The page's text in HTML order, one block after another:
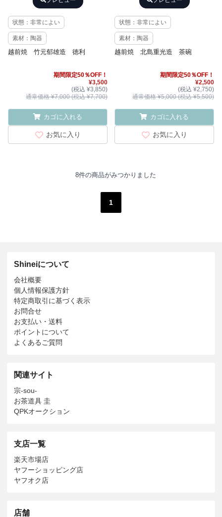
状態：非常によい
素材：陶器
越前焼 竹元郁雄造 徳利
期間限定50％OFF！
¥3,500
(税込 ¥3,850)
通常価格 ¥7,000 (税込 ¥7,700)
カゴに入れる
お気に入り
状態：非常によい
素材：陶器
越前焼 北島重光造 茶碗
期間限定50％OFF！
¥2,500
(税込 ¥2,750)
通常価格 ¥5,000 (税込 ¥5,500)
カゴに入れる
お気に入り
8件の商品がみつかりました
1
Shineiについて
会社概要
個人情報保護方針
特定商取引に基づく表示
お問合せ
お支払い・送料
ポイントについて
よくあるご質問
関連サイト
宗-sou-
お茶道具 圭
QPKオークション
支店一覧
楽天市場店
ヤフーショッピング店
ヤフオク店
店舗